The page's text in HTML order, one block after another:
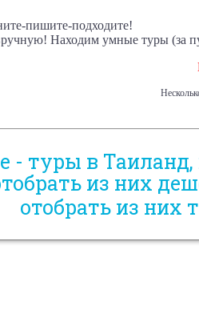
пишите-подходите!
Находим умные туры (за
- туры в
из них
отобрать из них